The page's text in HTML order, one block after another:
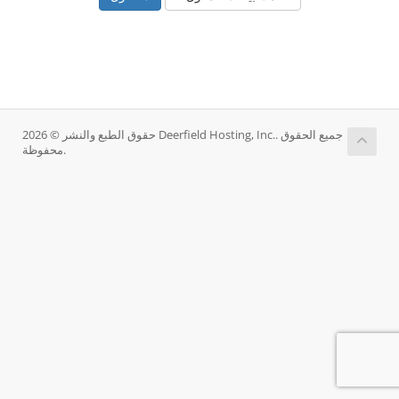
حقوق الطبع والنشر © 2026 Deerfield Hosting, Inc.. جميع الحقوق
محفوظة.